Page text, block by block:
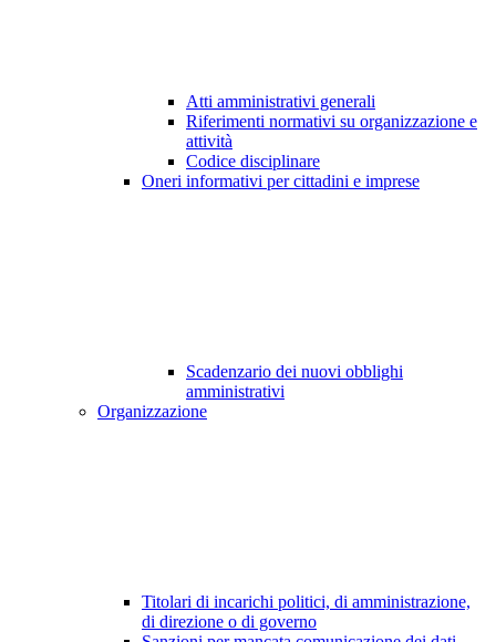
Atti amministrativi generali
Riferimenti normativi su organizzazione e
attività
Codice disciplinare
Oneri informativi per cittadini e imprese
Scadenzario dei nuovi obblighi
amministrativi
Organizzazione
Titolari di incarichi politici, di amministrazione,
di direzione o di governo